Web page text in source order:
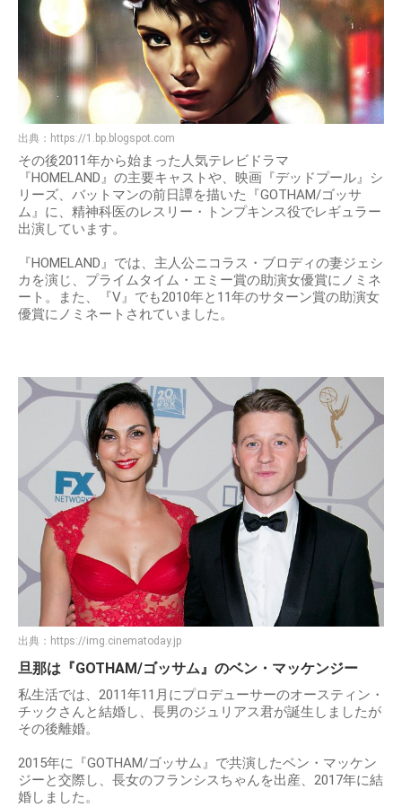
出典： https://1.bp.blogspot.com
その後2011年から始まった人気テレビドラマ
『HOMELAND』の主要キャストや、映画『デッドプール』シ
リーズ、バットマンの前日譚を描いた『GOTHAM/ゴッサ
ム』に、精神科医のレスリー・トンプキンス役でレギュラー
出演しています。
『HOMELAND』では、主人公ニコラス・ブロディの妻ジェシ
カを演じ、プライムタイム・エミー賞の助演女優賞にノミネ
ート。また、『V』でも2010年と11年のサターン賞の助演女
優賞にノミネートされていました。
出典： https://img.cinematoday.jp
旦那は『GOTHAM/ゴッサム』のベン・マッケンジー
私生活では、2011年11月にプロデューサーのオースティン・
チックさんと結婚し、長男のジュリアス君が誕生しましたが
その後離婚。
2015年に『GOTHAM/ゴッサム』で共演したベン・マッケン
ジーと交際し、長女のフランシスちゃんを出産、2017年に結
婚しました。